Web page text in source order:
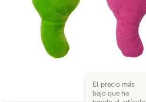
El precio más
bajo que ha